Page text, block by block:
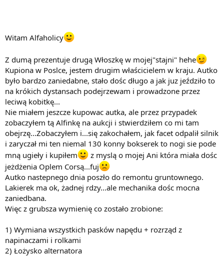
Witam Alfaholicy
Z dumą prezentuje drugą Włoszkę w mojej"stajni" hehe
Kupiona w Poslce, jestem drugim właścicielem w kraju. Autko
było bardzo zaniedabne, stało dośc długo a jak juz jeździło to
na krókich dystansach podejrzewam i prowadzone przez
leciwą kobitkę...
Nie miałem jeszcze kupowac autka, ale przez przypadek
zobaczyłem tą Alfinkę na aukcji i stwierdziłem co mi tam
obejrzę...Zobaczyłem i...się zakochałem, jak facet odpalił silnik
i zaryczał mi ten niemal 130 konny bokserek to nogi sie pode
mną ugieły i kupiłem
z myslą o mojej Ani która miała dośc
jeżdżenia Oplem Corsą...fuj
Autko nastepnego dnia poszło do remontu gruntownego.
Lakierek ma ok, żadnej rdzy...ale mechanika dośc mocna
zaniedbana.
Więc z grubsza wymienię co zostało zrobione:
1) Wymiana wszystkich pasków napędu + rozrząd z
napinaczami i rolkami
2) Łożysko alternatora